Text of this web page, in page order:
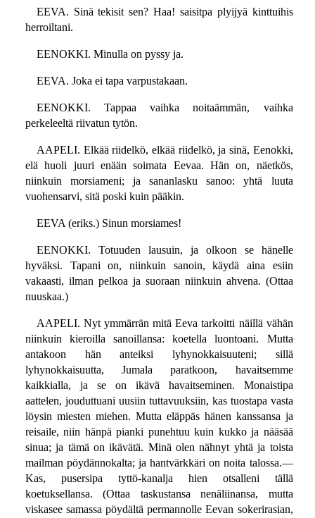
EEVA. Sinä tekisit sen? Haa! saisitpa plyijyä kinttuihis
herroiltani.
EENOKKI. Minulla on pyssy ja.
EEVA. Joka ei tapa varpustakaan.
EENOKKI. Tappaa vaihka noitaämmän, vaihka
perkeleeltä riivatun tytön.
AAPELI. Elkää riidelkö, elkää riidelkö, ja sinä, Eenokki,
elä huoli juuri enään soimata Eevaa. Hän on, näetkös,
niinkuin morsiameni; ja sananlasku sanoo: yhtä luuta
vuohensarvi, sitä poski kuin pääkin.
EEVA (eriks.) Sinun morsiames!
EENOKKI. Totuuden lausuin, ja olkoon se hänelle
hyväksi. Tapani on, niinkuin sanoin, käydä aina esiin
vakaasti, ilman pelkoa ja suoraan niinkuin ahvena. (Ottaa
nuuskaa.)
AAPELI. Nyt ymmärrän mitä Eeva tarkoitti näillä vähän
niinkuin kieroilla sanoillansa: koetella luontoani. Mutta
antakoon hän anteiksi lyhynokkaisuuteni; sillä
lyhynokkaisuutta, Jumala paratkoon, havaitsemme
kaikkialla, ja se on ikävä havaitseminen. Monaistipa
aattelen, jouduttuani uusiin tuttavuuksiin, kas tuostapa vasta
löysin miesten miehen. Mutta eläppäs hänen kanssansa ja
reisaile, niin hänpä pianki punehtuu kuin kukko ja nääsää
sinua; ja tämä on ikävätä. Minä olen nähnyt yhtä ja toista
mailman pöydännokalta; ja hantvärkkäri on noita talossa.—
Kas, pusersipa tyttö-kanalja hien otsalleni tällä
koetuksellansa. (Ottaa taskustansa nenäliinansa, mutta
viskasee samassa pöydältä permannolle Eevan sokerirasian,